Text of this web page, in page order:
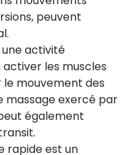
peuvent
une activité
les muscles
mouvement des
massage exercé par
également
rapide est un